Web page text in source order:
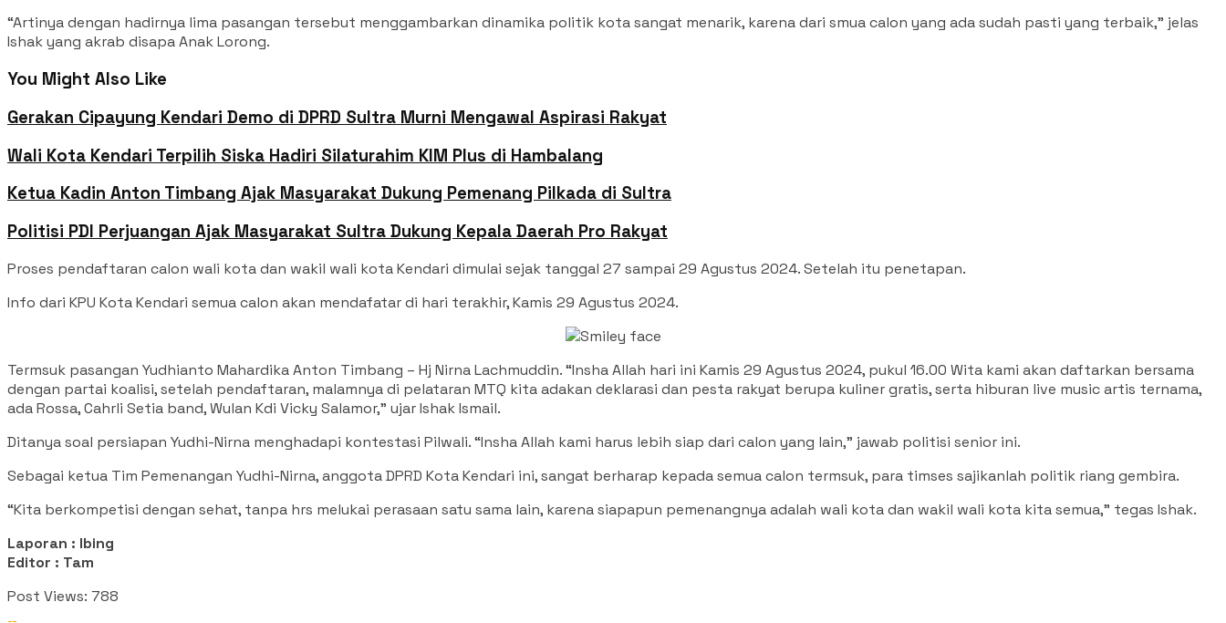
“Artinya dengan hadirnya lima pasangan tersebut menggambarkan dinamika politik kota sangat menarik, karena dari smua calon yang ada sudah pasti yang terbaik,” jelas
Ishak yang akrab disapa Anak Lorong.
You Might Also Like
Gerakan Cipayung Kendari Demo di DPRD Sultra Murni Mengawal Aspirasi Rakyat
Wali Kota Kendari Terpilih Siska Hadiri Silaturahim KIM Plus di Hambalang
Ketua Kadin Anton Timbang Ajak Masyarakat Dukung Pemenang Pilkada di Sultra
Politisi PDI Perjuangan Ajak Masyarakat Sultra Dukung Kepala Daerah Pro Rakyat
Proses pendaftaran calon wali kota dan wakil wali kota Kendari dimulai sejak tanggal 27 sampai 29 Agustus 2024. Setelah itu penetapan.
Info dari KPU Kota Kendari semua calon akan mendafatar di hari terakhir, Kamis 29 Agustus 2024.
Termsuk pasangan Yudhianto Mahardika Anton Timbang – Hj Nirna Lachmuddin. “Insha Allah hari ini Kamis 29 Agustus 2024, pukul 16.00 Wita kami akan daftarkan bersama
dengan partai koalisi, setelah pendaftaran, malamnya di pelataran MTQ kita adakan deklarasi dan pesta rakyat berupa kuliner gratis, serta hiburan live music artis ternama,
ada Rossa, Cahrli Setia band, Wulan Kdi Vicky Salamor,” ujar Ishak Ismail.
Ditanya soal persiapan Yudhi-Nirna menghadapi kontestasi Pilwali. “Insha Allah kami harus lebih siap dari calon yang lain,” jawab politisi senior ini.
Sebagai ketua Tim Pemenangan Yudhi-Nirna, anggota DPRD Kota Kendari ini, sangat berharap kepada semua calon termsuk, para timses sajikanlah politik riang gembira.
“Kita berkompetisi dengan sehat, tanpa hrs melukai perasaan satu sama lain, karena siapapun pemenangnya adalah wali kota dan wakil wali kota kita semua,” tegas Ishak.
Laporan : Ibing
Editor : Tam
Post Views: 788